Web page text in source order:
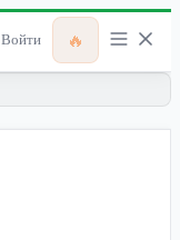
Войти 🔥